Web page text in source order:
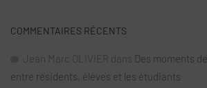
COMMENTAIRES RÉCENTS
Jean Marc OLIVIER dans Des moments
entre résidents, élèves et les étudiants